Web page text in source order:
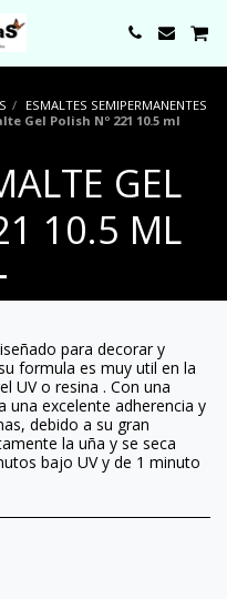
ESMALTES SEMIPERMANENTES
Gel Polish Nº 221 10.5 ml
GEL
10.5 ML
para decorar y
formula es muy util en la
UV o resina . Con una
excelente adherencia y
debido a su gran
la uña y se seca
bajo UV y de 1 minuto